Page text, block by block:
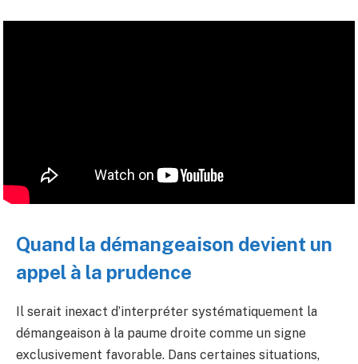
Quand la démangeaison devient un
appel à la prudence
Il serait inexact d’interpréter systématiquement la
démangeaison à la paume droite comme un signe
exclusivement favorable. Dans certaines situations,